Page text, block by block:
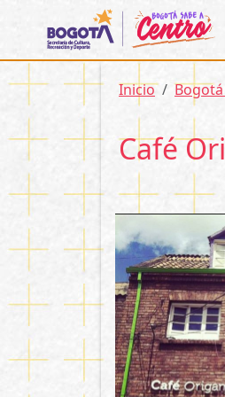
Pasar al contenido principal
Inicio
Café